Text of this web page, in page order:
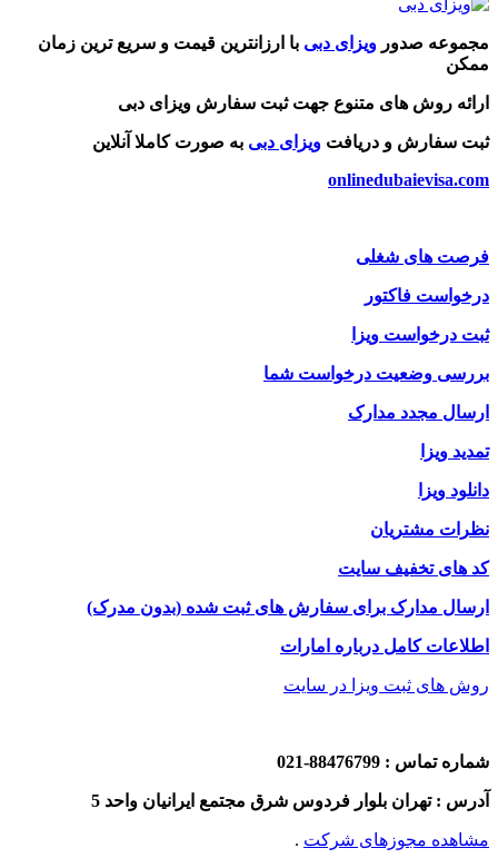
مجموعه صدور ویزای دبی با ارزانترین قیمت و سریع ترین زمان
ممکن
ارائه روش های متنوع جهت ثبت سفارش ویزای دبی
ثبت سفارش و دریافت ویزای دبی به صورت کاملا آنلاین
onlinedubaievisa.com
فرصت های شغلی
درخواست فاکتور
ثبت درخواست ویزا
بررسی وضعیت درخواست شما
ارسال مجدد مدارک
تمدید ویزا
دانلود ویزا
نظرات مشتریان
کد های تخفیف سایت
ارسال مدارک برای سفارش های ثبت شده (بدون مدرک)
اطلاعات کامل درباره امارات
روش های ثبت ویزا در سایت
شماره تماس : 88476799-021
آدرس : تهران بلوار فردوس شرق مجتمع ایرانیان واحد 5
مشاهده مجوزهای شرکت .